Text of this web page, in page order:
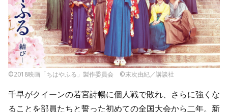
©2018映画「ちはやふる」製作委員会 ©末次由紀／講談社
千早がクイーンの若宮詩暢に個人戦で敗れ、さらに強くな
ることを部員たちと誓った初めての全国大会から二年。新